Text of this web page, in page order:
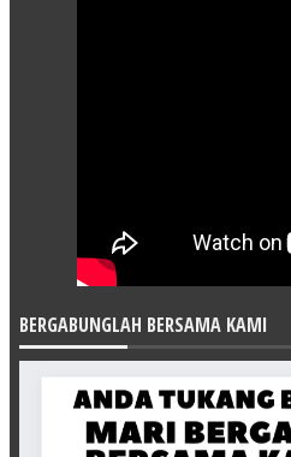
BERGABUNGLAH BERSAMA KAMI